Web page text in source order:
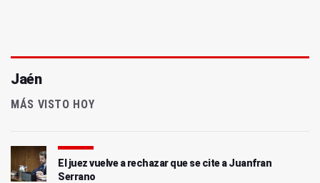
Jaén
MÁS VISTO HOY
El juez vuelve a rechazar que se cite a Juanfran
Serrano